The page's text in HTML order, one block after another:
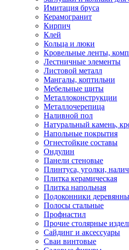
Имитация бруса
Керамогранит
Кирпич
Клей
Кольца и люки
Кровельные ленты,
Лестничные элементы
Листовой металл
Мангалы, коптильни
Мебельные щиты
Металлоконструкции
Металлочерепица
Наливной пол
Натуральный камень,
Напольные покрытия
Огнестойкие составы
Ондулин
Панели стеновые
Плинтуса, уголки,
Плитка керамическая
Плитка напольная
Подоконники
Полосы стальные
Профнастил
Прочие столярные
Сайдинг и аксессуары
Сваи винтовые